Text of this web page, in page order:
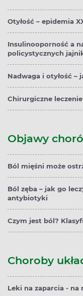
Otyłość – epidemia
Insulinooporność a
policystycznych
Nadwaga i otyłość –
Chirurgiczne
Objawy
Ból mięśni może
Ból zęba – jak go
antybiotyki
Czym jest ból?
Choroby
Leki na zaparcia - na